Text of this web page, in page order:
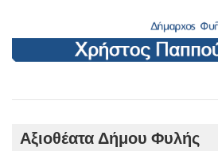
Αξιοθέατα Δήμου Φυλής